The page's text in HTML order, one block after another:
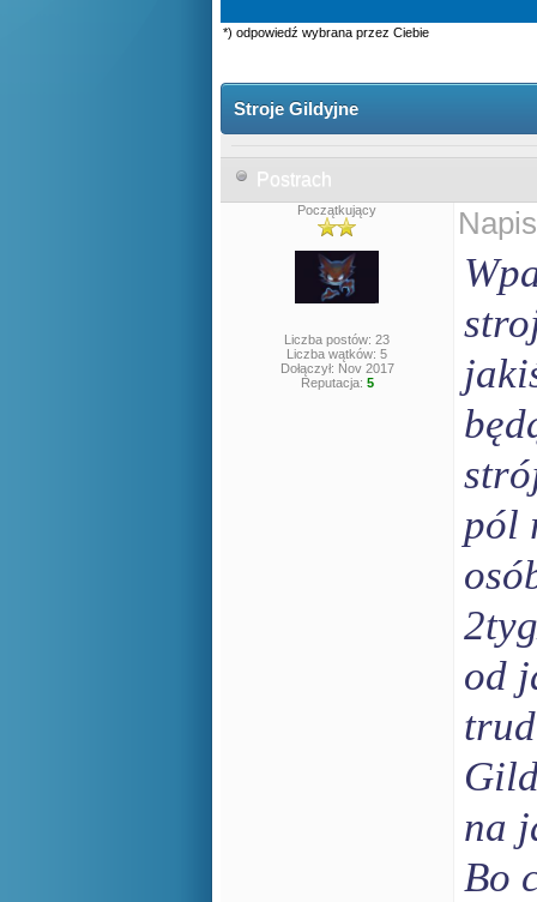
*) odpowiedź wybrana przez Ciebie
Stroje Gildyjne
Postrach
Początkujący
Liczba postów: 23
Liczba wątków: 5
Dołączył: Nov 2017
Reputacja: 5
pól
od
na
Bo